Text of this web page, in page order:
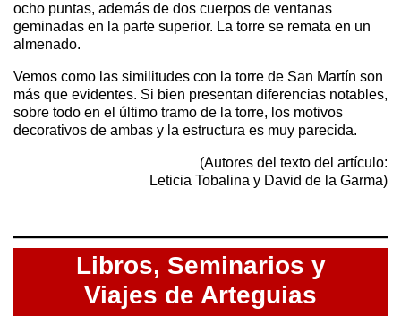
ocho puntas, además de dos cuerpos de ventanas
geminadas en la parte superior. La torre se remata en un
almenado.
Vemos como las similitudes con la torre de San Martín son
más que evidentes. Si bien presentan diferencias notables,
sobre todo en el último tramo de la torre, los motivos
decorativos de ambas y la estructura es muy parecida.
(Autores del texto del artículo:
Leticia Tobalina y David de la Garma)
Libros, Seminarios y
Viajes de Arteguias